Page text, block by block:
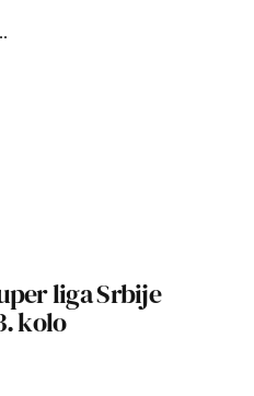
liga Srbije
kolo